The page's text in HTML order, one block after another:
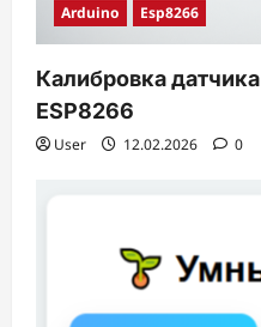
Arduino Esp8266
Калибровка
ESP8266
User 12.02.2026 0